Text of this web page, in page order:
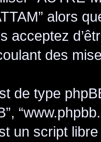
alors
acceptez
des
de type
un script